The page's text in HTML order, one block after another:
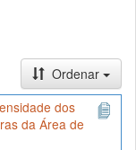
Ordenar
dos
da Área de